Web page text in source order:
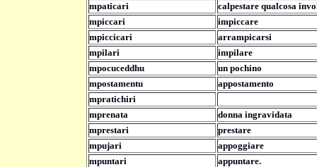
mpaticari
calpestare qualcosa
mpiccari
impiccare
mpiccicari
arrampicarsi
mpilari
impilare
mpocuceddhu
un pochino
mpostamentu
appostamento
mpratichiri
mprenata
donna ingravidata
mprestari
prestare
mpujari
appoggiare
mpuntari
appuntare.